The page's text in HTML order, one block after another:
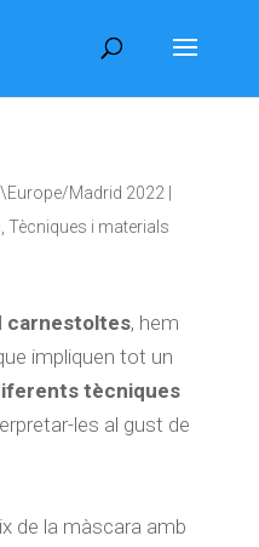
Madrid 2022
Tècniques i materials
carnestoltes, hem
impliquen tot un
tècniques
les al gust de
de la màscara amb